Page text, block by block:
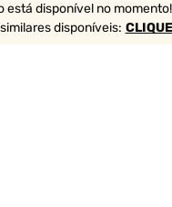
está disponível no momento!
disponíveis: